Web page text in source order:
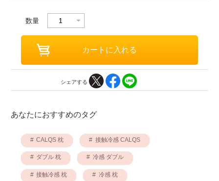
数量
シェアする
あなたにおすすめのタグ
CALQS 枕 接触冷感 CALQS
ダブル 枕 冷感 ダブル
接触冷感 枕 冷感 枕